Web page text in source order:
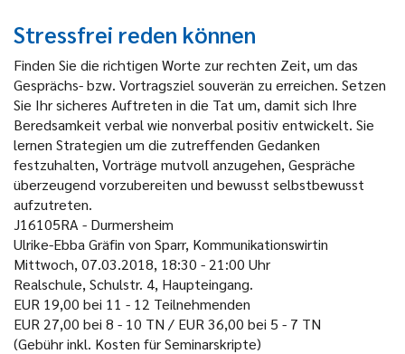
Stressfrei reden können
Finden Sie die richtigen Worte zur rechten Zeit, um das
Gesprächs- bzw. Vortragsziel souverän zu erreichen. Setzen
Sie Ihr sicheres Auftreten in die Tat um, damit sich Ihre
Beredsamkeit verbal wie nonverbal positiv entwickelt. Sie
lernen Strategien um die zutreffenden Gedanken
festzuhalten, Vorträge mutvoll anzugehen, Gespräche
überzeugend vorzubereiten und bewusst selbstbewusst
aufzutreten.
J16105RA - Durmersheim
Ulrike-Ebba Gräfin von Sparr, Kommunikationswirtin
Mittwoch, 07.03.2018, 18:30 - 21:00 Uhr
Realschule, Schulstr. 4, Haupteingang.
EUR 19,00 bei 11 - 12 Teilnehmenden
EUR 27,00 bei 8 - 10 TN / EUR 36,00 bei 5 - 7 TN
(Gebühr inkl. Kosten für Seminarskripte)